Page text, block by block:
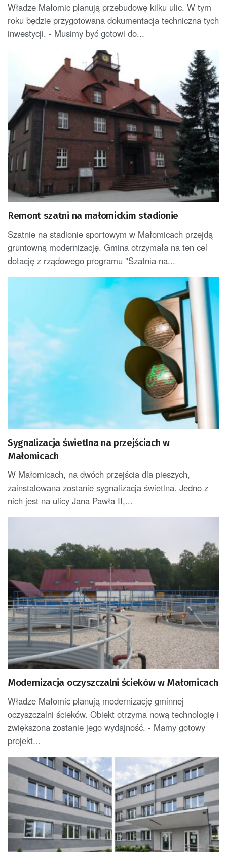
Władze Małomic planują przebudowę kilku ulic. W tym
roku będzie przygotowana dokumentacja techniczna tych
inwestycji. - Musimy być gotowi do...
Remont szatni na małomickim stadionie
Szatnie na stadionie sportowym w Małomicach przejdą
gruntowną modernizację. Gmina otrzymała na ten cel
dotację z rządowego programu "Szatnia na...
Sygnalizacja świetlna na przejściach w
Małomicach
W Małomicach, na dwóch przejścia dla pieszych,
zainstalowana zostanie sygnalizacja świetlna. Jedno z
nich jest na ulicy Jana Pawła II,...
Modernizacja oczyszczalni ścieków w Małomicach
Władze Małomic planują modernizację gminnej
oczyszczalni ścieków. Obiekt otrzyma nową technologię i
zwiększona zostanie jego wydajność. - Mamy gotowy
projekt...